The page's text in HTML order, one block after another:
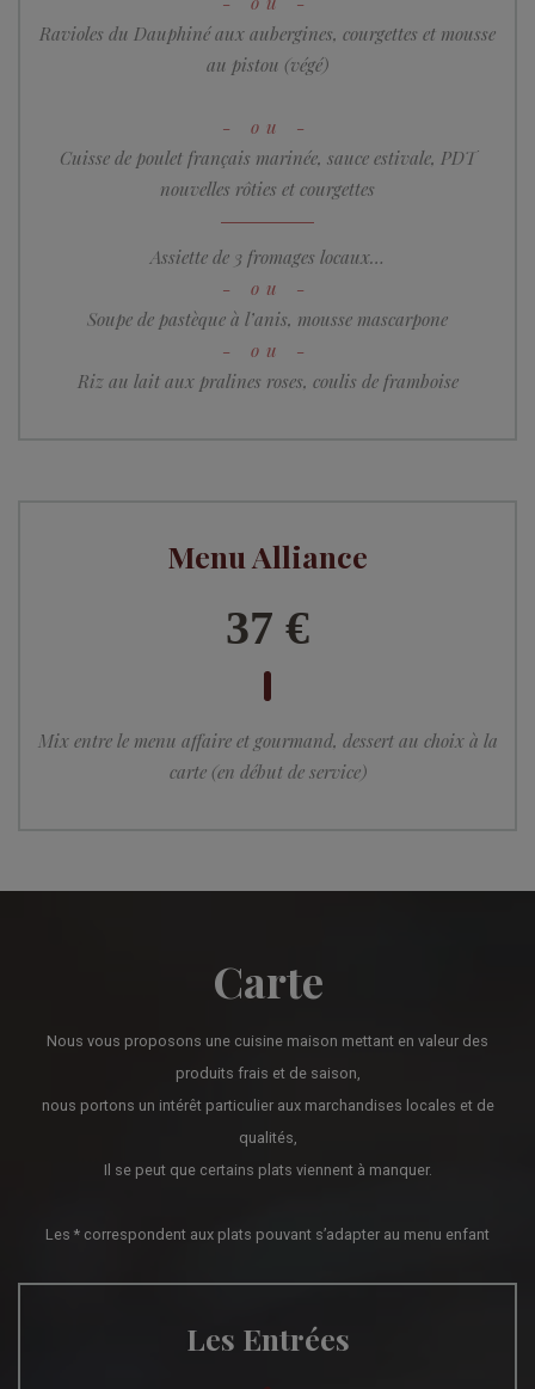
Ravioles du Dauphiné aux aubergines, courgettes et mousse
au pistou (végé)
Cuisse de poulet français marinée, sauce estivale, PDT
nouvelles rôties et courgettes
Assiette de 3 fromages locaux…
Soupe de pastèque à l’anis, mousse mascarpone
Riz au lait aux pralines roses, coulis de framboise
Menu Alliance
37 €
Mix entre le menu affaire et gourmand, dessert au choix à la
carte (en début de service)
Carte
Nous vous proposons une cuisine maison mettant en valeur des
produits frais et de saison,
nous portons un intérêt particulier aux marchandises locales et de
qualités,
Il se peut que certains plats viennent à manquer.
Les * correspondent aux plats pouvant s’adapter au menu enfant
Les Entrées